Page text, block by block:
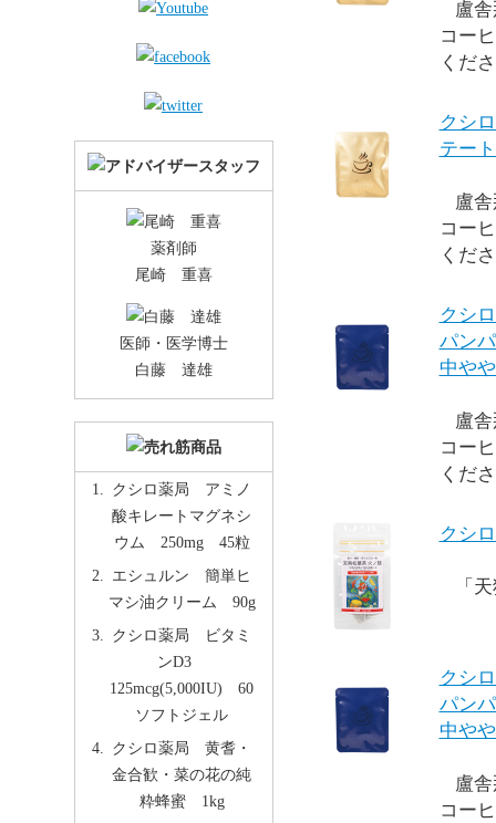
盧
コー
くだ
クシ
テー
盧
コー
くだ
クシ
パン
中や
盧
コー
くだ
クシ
「
クシ
パン
中や
盧
コー
薬剤師
尾崎 重喜
医師・医学博士
白藤 達雄
クシロ薬局 アミノ
酸キレートマグネシ
ウム 250mg 45粒
エシュルン 簡単ヒ
マシ油クリーム 90g
クシロ薬局 ビタミ
ンD3
125mcg(5,000IU) 60
ソフトジェル
クシロ薬局 黄耆・
金合歓・菜の花の純
粋蜂蜜 1kg